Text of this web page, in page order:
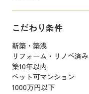
こだわり条件
新築・築浅
リフォーム・リノベ済み
築10年以内
ペット可マンション
1000万円以下